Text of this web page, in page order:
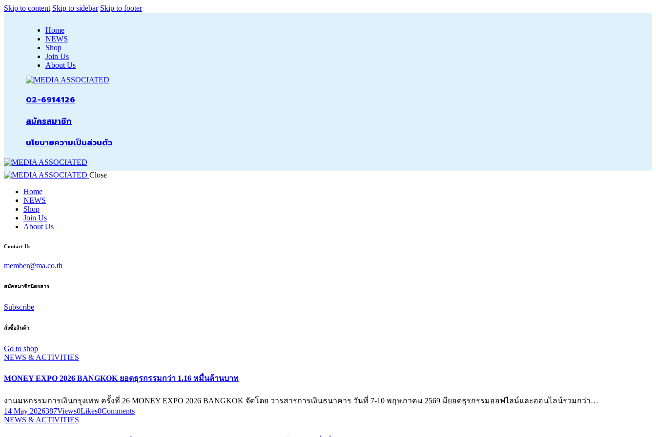
Skip to content Skip to sidebar Skip to footer
Home
NEWS
Shop
Join Us
About Us
02-6914126
สมัครสมาชิก
นโยบายความเป็นส่วนตัว
Close
Home
NEWS
Shop
Join Us
About Us
Contact Us
member@ma.co.th
สมัคสมาชิกนิตยสาร
Subscribe
สั่งซื้อสินค้า
Go to shop
NEWS & ACTIVITIES
MONEY EXPO 2026 BANGKOK ยอดธุรกรรมกว่า 1.16 หมื่นล้านบาท
งานมหกรรมการเงินกรุงเทพ ครั้งที่ 26 MONEY EXPO 2026 BANGKOK จัดโดย วารสารการเงินธนาคาร วันที่ 7-10 พฤษภาคม 2569 มียอดธุรกรรมออฟไลน์และออนไลน์รวมกว่า…
14 May 2026387Views0Likes0Comments
NEWS & ACTIVITIES